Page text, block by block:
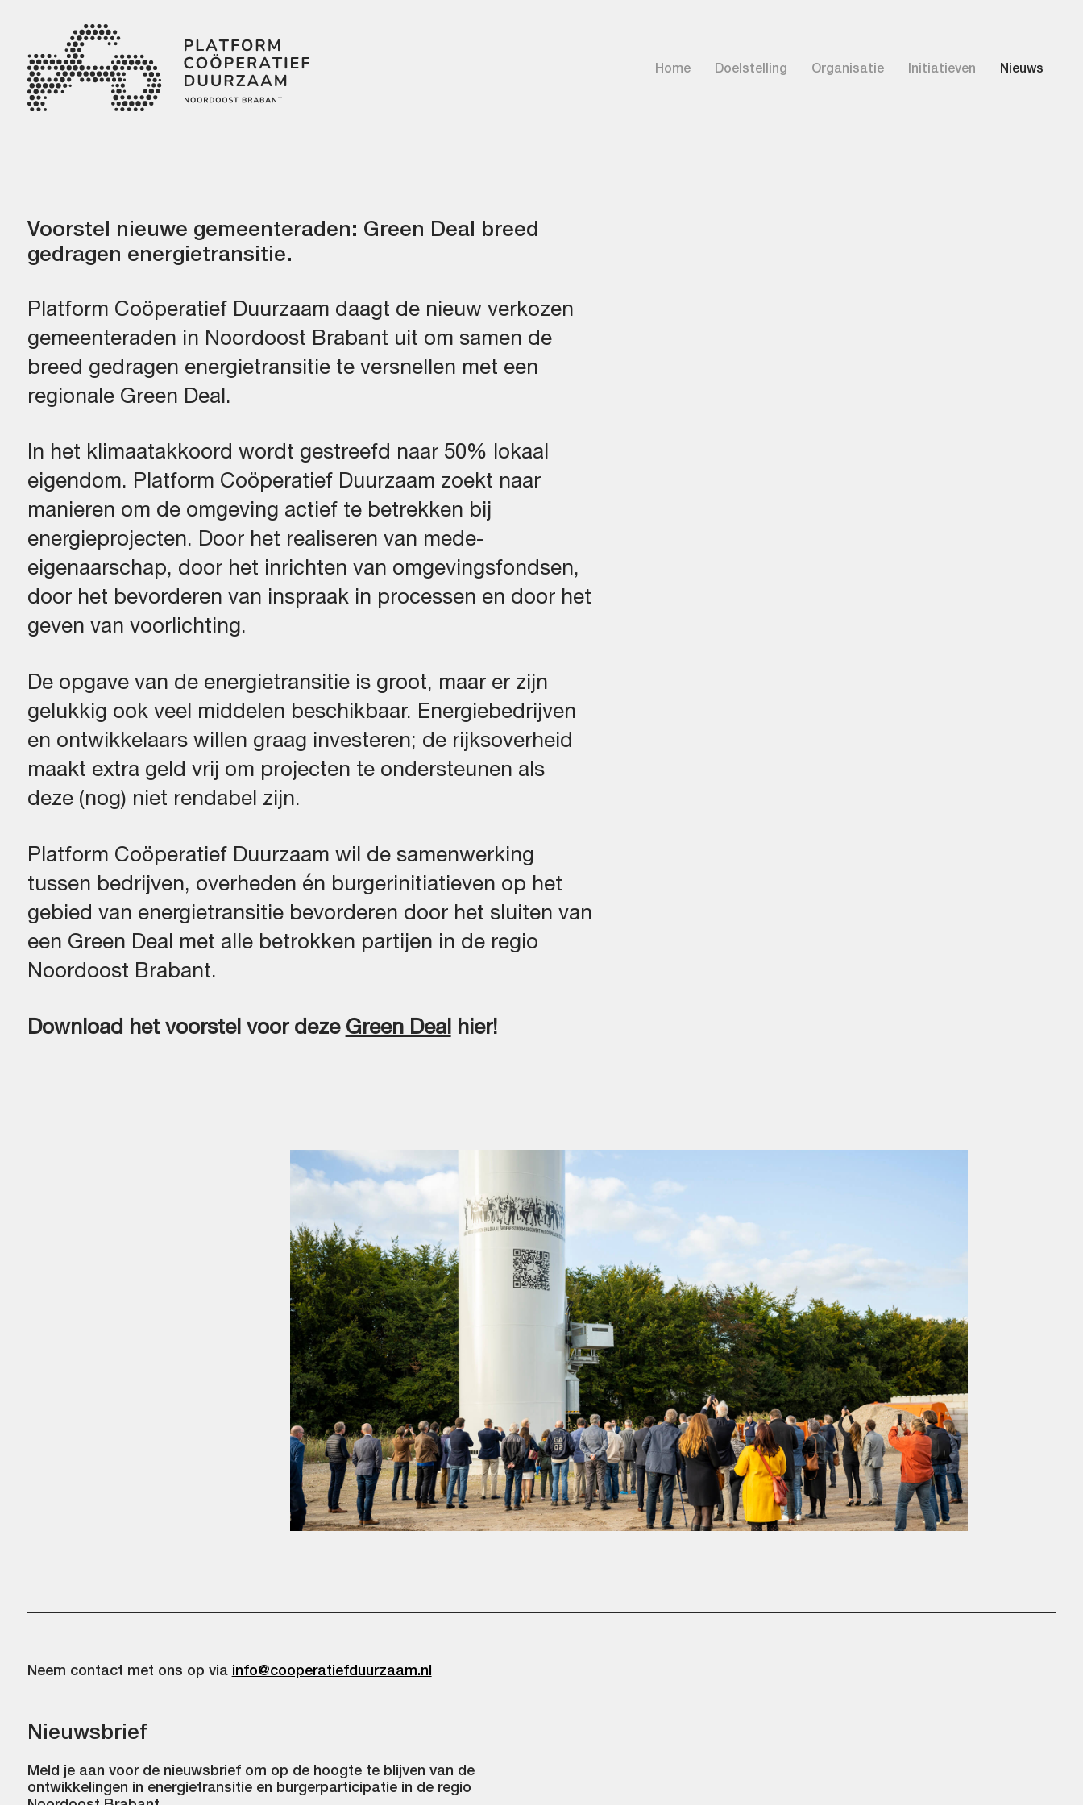
primary
navigation
Home Doelstelling Organisatie Initiatieven Nieuws
Voorstel nieuwe gemeenteraden: Green Deal breed
gedragen energietransitie.
Platform Coöperatief Duurzaam daagt de nieuw verkozen
gemeenteraden in Noordoost Brabant uit om samen de
breed gedragen energietransitie te versnellen met een
regionale Green Deal.
In het klimaatakkoord wordt gestreefd naar 50% lokaal
eigendom. Platform Coöperatief Duurzaam zoekt naar
manieren om de omgeving actief te betrekken bij
energieprojecten. Door het realiseren van mede-
eigenaarschap, door het inrichten van omgevingsfondsen,
door het bevorderen van inspraak in processen en door het
geven van voorlichting.
De opgave van de energietransitie is groot, maar er zijn
gelukkig ook veel middelen beschikbaar. Energiebedrijven
en ontwikkelaars willen graag investeren; de rijksoverheid
maakt extra geld vrij om projecten te ondersteunen als
deze (nog) niet rendabel zijn.
Platform Coöperatief Duurzaam wil de samenwerking
tussen bedrijven, overheden én burgerinitiatieven op het
gebied van energietransitie bevorderen door het sluiten van
een Green Deal met alle betrokken partijen in de regio
Noordoost Brabant.
Download het voorstel voor deze Green Dealhier!
Neem contact met ons op via info@cooperatiefduurzaam.nl
Nieuwsbrief
Meld je aan voor de nieuwsbrief om op de hoogte te blijven van de
ontwikkelingen in energietransitie en burgerparticipatie in de regio